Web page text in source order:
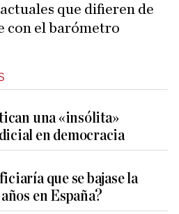
que difieren de
con el barómetro
una «insólita»
en democracia
que se bajase la
en España?